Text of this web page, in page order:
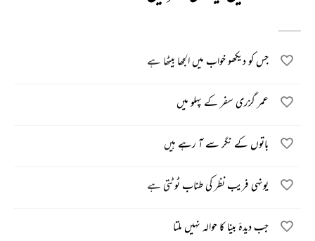
جس کو دیکھو خواب میں الجھا بیٹھا ہے
عمر گزری سفر کے پہلو میں
باتوں کے نگر سے آ رہے ہیں
یونہی فریب نظر کی طناب ٹوٹتی ہے
جب دیدۂ بینا کا حوالہ نہیں ملتا